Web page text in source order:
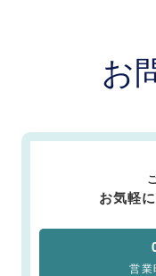
お
お気軽
営